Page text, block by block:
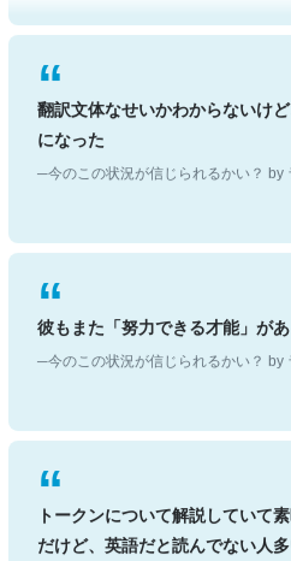
翻訳文体なせいかわからないけ
になった
─今のこの状況が信じられるかい？ by
彼もまた「努力できる才能」があ
─今のこの状況が信じられるかい？ by
トークンについて解説していて
だけど、英語だと読んでない人
やすい解説なので続編にも期待。